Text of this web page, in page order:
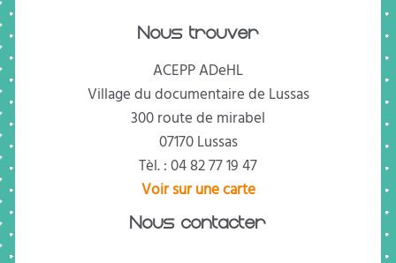
Nous trouver
ACEPP ADeHL
Village du documentaire de Lussas
300 route de mirabel
07170 Lussas
Tèl. : 04 82 77 19 47
Voir sur une carte
Nous contacter